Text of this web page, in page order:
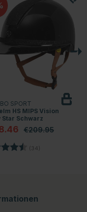
SPORT
HS MIPS Vision
Star Schwarz
€209.95
(34)